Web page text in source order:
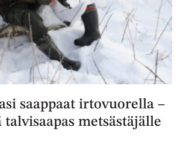
saappaat irtovuorella –
talvisaapas metsästäjälle